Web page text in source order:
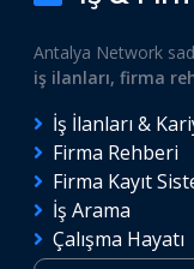
Antalya Network
iş ilanları, firma
İş İlanları &
Firma Rehberi
Firma Kayıt
İş Arama
Çalışma Hayatı